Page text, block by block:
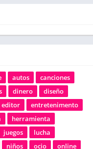
autos
canciones
dinero
diseño
editor
entretenimento
herramienta
juegos
lucha
niños ocio online